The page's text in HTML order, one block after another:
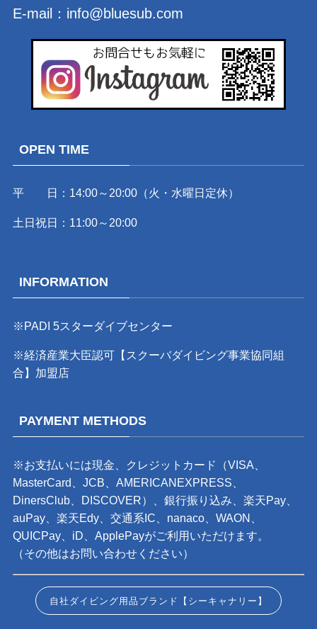
E-mail： info@bluesub.com
OPEN TIME
平 日：14:00～20:00（火・水曜日定休）
土日祝日：11:00～20:00
INFORMATION
※PADI 5スターダイブセンター
※経済産業大臣認可【スクーバダイビング事業協同組
合】加盟店
PAYMENT METHODS
※お支払いには現金、クレジットカード（VISA、
MasterCard、JCB、AMERICANEXPRESS、
DinersClub、DISCOVER）、銀行振り込み、楽天Pay、
auPay、楽天Edy、交通系IC、nanaco、WAON、
QUICPay、iD、ApplePayがご利用いただけます。
（その他はお問い合わせください）
自社ダイビング用品ブランド【シーキャナリー】